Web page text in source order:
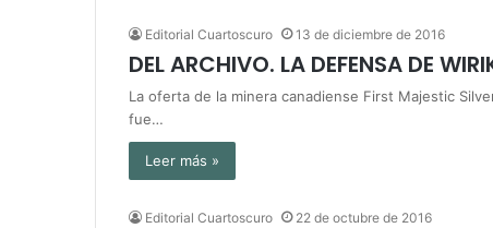
Editorial Cuartoscuro 13 de diciembre de 2016
DEL ARCHIVO. LA DEFENSA DE
La oferta de la minera canadiense First Majestic
fue…
Leer más »
Editorial Cuartoscuro 22 de octubre de 2016